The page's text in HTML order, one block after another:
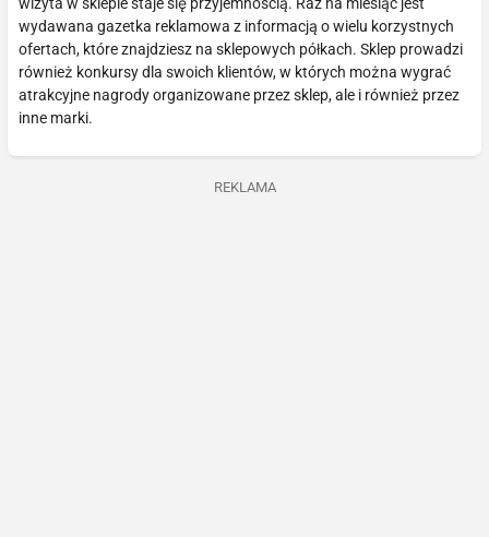
wizyta w sklepie staje się przyjemnością. Raz na miesiąc jest
wydawana gazetka reklamowa z informacją o wielu korzystnych
ofertach, które znajdziesz na sklepowych półkach. Sklep prowadzi
również konkursy dla swoich klientów, w których można wygrać
atrakcyjne nagrody organizowane przez sklep, ale i również przez
inne marki.
REKLAMA